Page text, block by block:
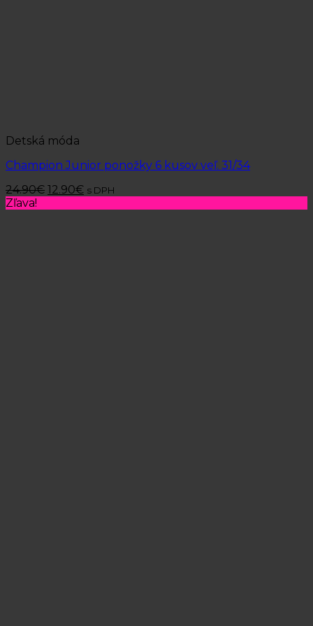
Detská móda
Champion Junior ponožky 6 kusov veľ. 31/34
24.90€ 12.90€ s DPH
Zľava!